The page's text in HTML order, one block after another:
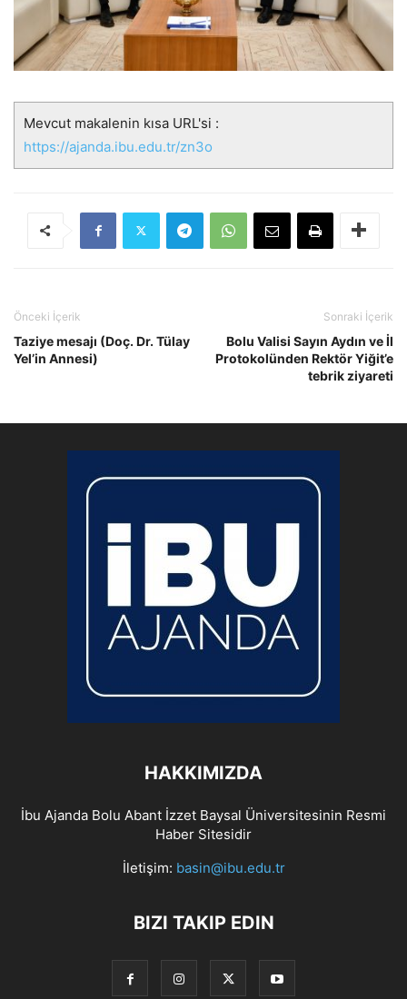
Mevcut makalenin kısa URL'si :
https://ajanda.ibu.edu.tr/zn3o
Önceki İçerik
Taziye mesajı (Doç. Dr. Tülay
Yel’in Annesi)
Sonraki İçerik
Bolu Valisi Sayın Aydın ve İl
Protokolünden Rektör Yiğit’e
tebrik ziyareti
HAKKIMIZDA
İbu Ajanda Bolu Abant İzzet Baysal Üniversitesinin Resmi
Haber Sitesidir
İletişim: basin@ibu.edu.tr
BIZI TAKIP EDIN